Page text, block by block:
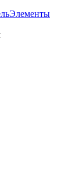
Элементы